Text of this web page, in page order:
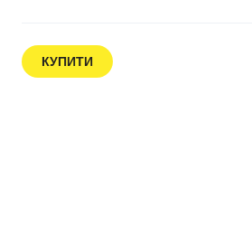
КУПИТИ